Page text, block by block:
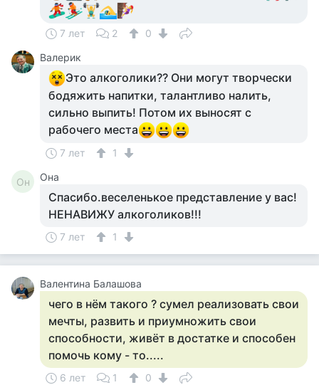
7 лет 2
0
Валерик
Это алкоголики?? Они могут творчески
бодяжить напитки, талантливо налить,
сильно выпить! Потом их выносят с
рабочего места
7 лет 1
Он Она
Спасибо.веселенькое представление у вас!
НЕНАВИЖУ алкоголиков!!!
7 лет 1
Валентина Балашова
чего в нём такого ? сумел реализовать свои
мечты, развить и приумножить свои
способности, живёт в достатке и способен
помочь кому - то.....
6 лет 1 0